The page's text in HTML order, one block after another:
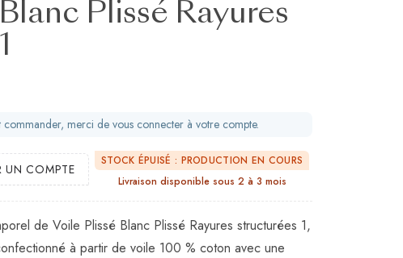
Plissé Rayures
merci de vous connecter à votre compte.
UN COMPTE
STOCK ÉPUISÉ : PRODUCTION EN COURS
Livraison disponible sous 2 à 3 mois
de Voile Plissé Blanc Plissé Rayures structurées 1,
à partir de voile 100 % coton avec une